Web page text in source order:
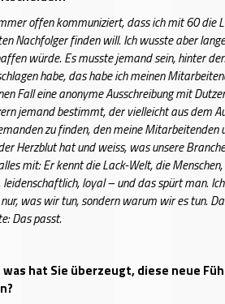
offen kommuniziert, dass ich mit 60 die
Nachfolger finden will. Ich wusste aber
würde. Es musste jemand sein, hinter
habe, das habe ich meinen
Fall eine anonyme Ausschreibung mit
jemand bestimmt, der vielleicht aus dem
zu finden, den meine Mitarbeitenden
Herzblut hat und weiss, was unsere
mit: Er kennt die Lack-Welt, die
loyal – und das spürt man.
was wir tun, sondern warum wir es tun.
Das passt.
was hat Sie überzeugt, diese neue